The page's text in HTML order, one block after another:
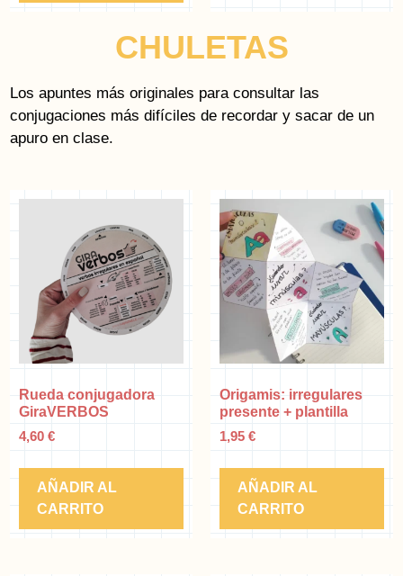
CHULETAS
Los apuntes más originales para consultar las
conjugaciones más difíciles de recordar y sacar de un
apuro en clase.
Rueda conjugadora
GiraVERBOS
4,60 €
AÑADIR AL
CARRITO
Origamis: irregulares
presente + plantilla
1,95 €
AÑADIR AL
CARRITO